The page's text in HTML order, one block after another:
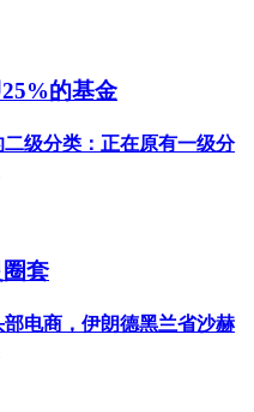
的基金
级分类：正在原有一级分
套
电商，伊朗德黑兰省沙赫